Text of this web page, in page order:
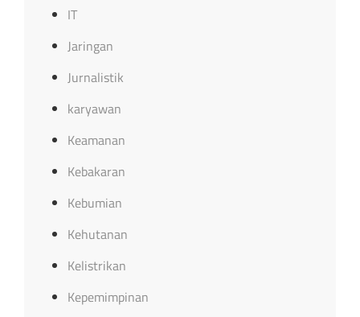
IT
Jaringan
Jurnalistik
karyawan
Keamanan
Kebakaran
Kebumian
Kehutanan
Kelistrikan
Kepemimpinan